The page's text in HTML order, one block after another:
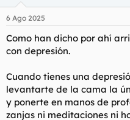
6 Ago 2025
Como han dicho por ahí
con depresión.
Cuando tienes una
levantarte de la cama la
y ponerte en manos de
zanjas ni meditaciones ni